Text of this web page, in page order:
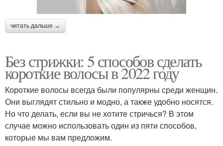
читать дальше →
Без стрижки: 5 способов сделать
короткие волосы в 2022 году
Короткие волосы всегда были популярны среди женщин.
Они выглядят стильно и модно, а также удобно носятся.
Но что делать, если вы не хотите стричься? В этом
случае можно использовать один из пяти способов,
которые мы вам предложим.